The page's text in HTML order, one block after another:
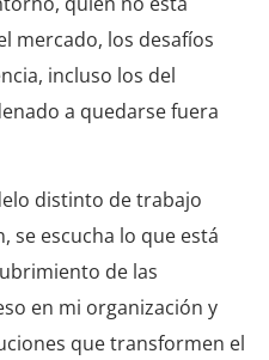
mercado, los desafíos
incluso los del
a quedarse fuera
distinto de trabajo
se escucha lo que está
de las
en mi organización y
que transformen el